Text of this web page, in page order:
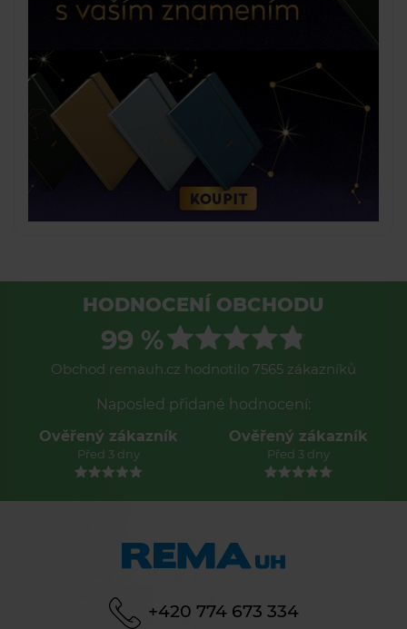
HODNOCENÍ OBCHODU
99 %
Obchod remauh.cz hodnotilo 7565 zákazníků
Naposled přidané hodnocení:
Ověřený zákazník
Před 3 dny
Ověřený zákazník
Před 3 dny
+420 774 673 334